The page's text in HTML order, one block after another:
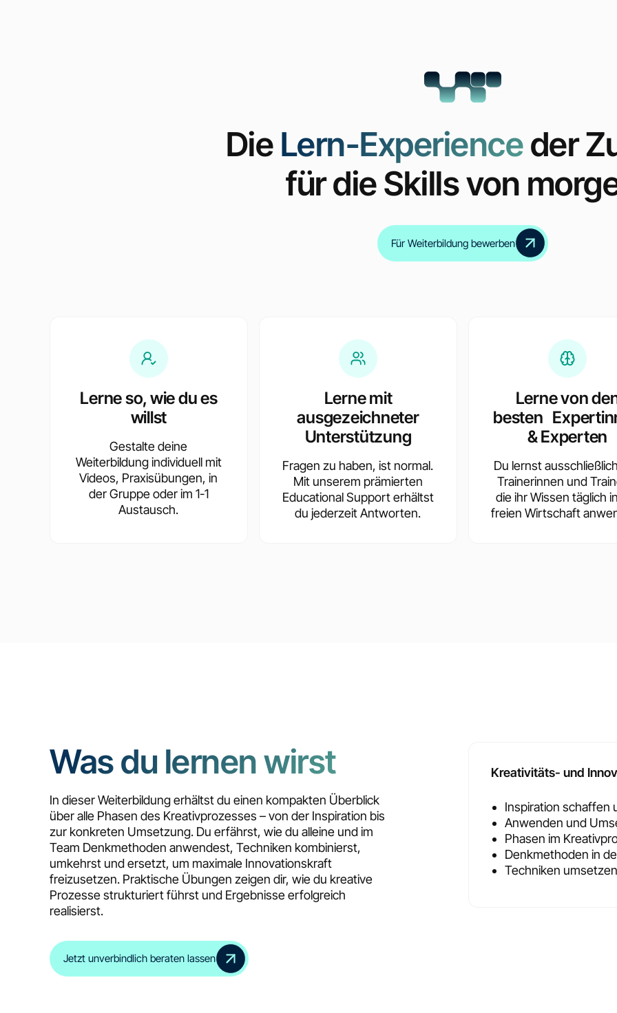
für alle Zwischenmodule
Die Lern-Experienceder
für die Skills von
Für Weiterbildung bewerben
Lerne so, wie du es
willst
Gestalte deine
Weiterbildung individuell mit
Videos, Praxisübungen, in
der Gruppe oder im 1-1
Austausch.
Lerne mit
ausgezeichneter
Unterstützung
Fragen zu haben, ist normal.
Mit unserem prämierten
Educational Support erhältst
du jederzeit Antworten.
Lerne von
besten
& Experten
Du lernst
Trainerinnen und
die ihr Wissen täglich
freien Wirtschaft
Was du lernen wirst
In dieser Weiterbildung erhältst du einen kompakten Überblick
über alle Phasen des Kreativprozesses – von der Inspiration bis
zur konkreten Umsetzung. Du erfährst, wie du alleine und im
Team Denkmethoden anwendest, Techniken kombinierst,
umkehrst und ersetzt, um maximale Innovationskraft
freizusetzen. Praktische Übungen zeigen dir, wie du kreative
Prozesse strukturiert führst und Ergebnisse erfolgreich
realisierst.
Jetzt unverbindlich beraten lassen
Kreativitäts- und
Inspiration schaffen
Anwenden und
Phasen im
Denkmethoden in
Techniken